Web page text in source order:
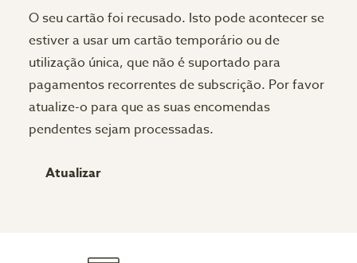
O seu cartão foi recusado. Isto pode acontecer se
estiver a usar um cartão temporário ou de
utilização única, que não é suportado para
pagamentos recorrentes de subscrição. Por favor
atualize-o para que as suas encomendas
pendentes sejam processadas.
Atualizar